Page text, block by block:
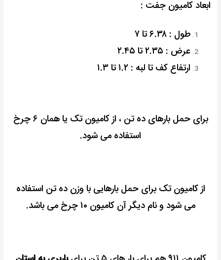
ابعاد کامیون جفت :
طول : ۶.۳۸ تا ۷
عرض : ۲.۳۵ تا ۲.۴۵
ارتفاع کف تا لبه : ۱.۲ تا ۱.۳
برای حمل بارهای ده تن ، از کامیون تک یا همان ۶ چرخ
استفاده می شود.
از کامیون تک برای حمل بارهایی با وزن ده تن استفاده
می شود و نام دیگر آن کامیون ۱۰ چرخ می باشد.